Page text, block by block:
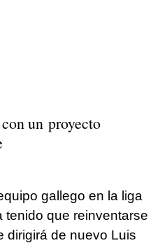
un proyecto
gallego en la liga
tenido que reinventarse
dirigirá de nuevo Luis